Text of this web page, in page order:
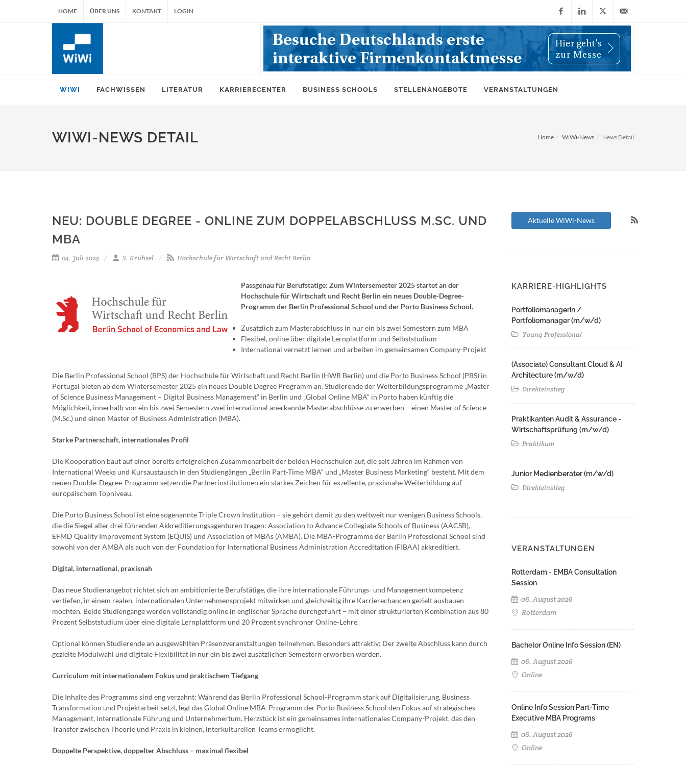
HOME ÜBER UNS KONTAKT LOGIN
FacebookLinkedIn
X
(Twitter)
info@wiwi-
WIWI FACHWISSEN LITERATUR KARRIERECENTER BUSINESS SCHOOLS STELLENANGEBOTE VERANSTALTUNGEN
WIWI-NEWS DETAIL Home WiWi-News News Detail
NEU: DOUBLE DEGREE - ONLINE ZUM DOPPELABSCHLUSS M.SC. UND
MBA
04. Juli 2025 S. Krühsel Hochschule für Wirtschaft und Recht Berlin
Passgenau für Berufstätige: Zum Wintersemester 2025 startet an der
Hochschule für Wirtschaft und Recht Berlin ein neues Double-Degree-
Programm der Berlin Professional School und der Porto Business School.
Zusätzlich zum Masterabschluss in nur ein bis zwei Semestern zum MBA
Flexibel, online über digitale Lernplattform und Selbststudium
International vernetzt lernen und arbeiten im gemeinsamen Company-Projekt
Die Berlin Professional School (BPS) der Hochschule für Wirtschaft und Recht Berlin (HWR Berlin) und die Porto Business School (PBS) in
Portugal bieten ab dem Wintersemester 2025 ein neues Double Degree Programm an. Studierende der Weiterbildungsprogramme „Master
of Science Business Management – Digital Business Management“ in Berlin und „Global Online MBA“ in Porto haben künftig die
Möglichkeit, innerhalb von ein bis zwei Semestern zwei international anerkannte Masterabschlüsse zu erwerben – einen Master of Science
(M.Sc.) und einen Master of Business Administration (MBA).
Starke Partnerschaft, internationales Profil
Die Kooperation baut auf einer bereits erfolgreichen Zusammenarbeit der beiden Hochschulen auf, die seit Jahren im Rahmen von
International Weeks und Kursaustausch in den Studiengängen „Berlin Part-Time MBA“ und „Master Business Marketing“ besteht. Mit dem
neuen Double-Degree-Programm setzen die Partnerinstitutionen ein starkes Zeichen für exzellente, praxisnahe Weiterbildung auf
europäischem Topniveau.
Die Porto Business School ist eine sogenannte Triple Crown Institution – sie gehört damit zu den weltweit nur wenigen Business Schools,
die die Siegel aller drei führenden Akkreditierungsagenturen tragen: Association to Advance Collegiate Schools of Business (AACSB),
EFMD Quality Improvement System (EQUIS) und Association of MBAs (AMBA). Die MBA-Programme der Berlin Professional School sind
sowohl von der AMBA als auch von der Foundation for International Business Administration Accreditation (FIBAA) akkreditiert.
Digital, international, praxisnah
Das neue Studienangebot richtet sich an ambitionierte Berufstätige, die ihre internationale Führungs- und Managementkompetenz
vertiefen, in einem realen, internationalen Unternehmensprojekt mitwirken und gleichzeitig ihre Karrierechancen gezielt ausbauen
möchten. Beide Studiengänge werden vollständig online in englischer Sprache durchgeführt – mit einer strukturierten Kombination aus 80
Prozent Selbststudium über eine digitale Lernplattform und 20 Prozent synchroner Online-Lehre.
Optional können Studierende an ausgewählten Präsenzveranstaltungen teilnehmen. Besonders attraktiv: Der zweite Abschluss kann durch
gezielte Modulwahl und digitale Flexibilität in nur ein bis zwei zusätzlichen Semestern erworben werden.
Curriculum mit internationalem Fokus und praktischem Tiefgang
Die Inhalte des Programms sind eng verzahnt: Während das Berlin Professional School-Programm stark auf Digitalisierung, Business
Transformation und Projektarbeit setzt, legt das Global Online MBA-Programm der Porto Business School den Fokus auf strategisches
Management, internationale Führung und Unternehmertum. Herzstück ist ein gemeinsames internationales Company-Projekt, das den
Transfer zwischen Theorie und Praxis in kleinen, interkulturellen Teams ermöglicht.
Doppelte Perspektive, doppelter Abschluss – maximal flexibel
Aktuelle WiWi-News
KARRIERE-HIGHLIGHTS
Portfoliomanagerin /
Portfoliomanager (m/w/d)
Young Professional
(Associate) Consultant Cloud & AI
Architecture (m/w/d)​ ​
Direkteinstieg
Praktikanten Audit & Assurance -
Wirtschaftsprüfung (m/w/d)
Praktikum
Junior Medienberater (m/w/d)
Direkteinstieg
VERANSTALTUNGEN
Rotterdam - EMBA Consultation
Session
06. August 2026
Rotterdam
Bachelor Online Info Session (EN)
06. August 2026
Online
Online Info Session Part-Time
Executive MBA Programs
06. August 2026
Online